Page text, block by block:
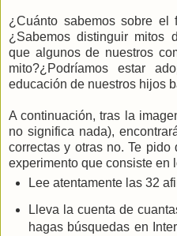
¿Cuánto sabemos sobre el
¿Sabemos distinguir mitos
que algunos de nuestros
mito?¿Podríamos estar
educación de nuestros hijos
A continuación, tras la
no significa nada),
correctas y otras no. Te
experimento que consiste en
Lee atentamente las 32
Lleva la cuenta de
hagas búsquedas en